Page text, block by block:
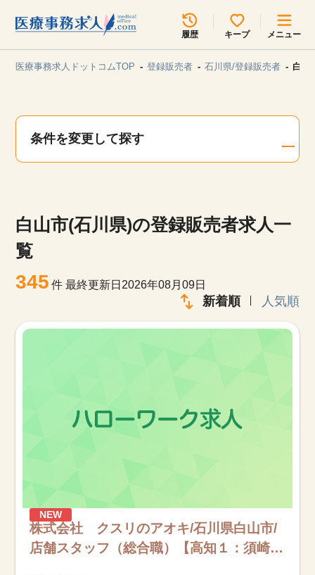
履歴 キープ メニュー
見学会・イベント情報
サイトの使い方
人材をお探しの医療機関・企業様
運営会社
医療事務求人ドットコムTOP 登録販売者 石川県/登録販売者 白山
条件を変更して探す
白山市(石川県)の登録販売者求人一
覧
345 件最終更新日2026年08月09日
新着順 人気順
NEW
株式会社 クスリのアオキ/石川県白山市/
店舗スタッフ（総合職）【高知１：須崎
所在地のエリアを選択してください
各支店担当よりご連絡させていただきます。
関東
甲信越・北陸 中国・四国
九州・沖縄